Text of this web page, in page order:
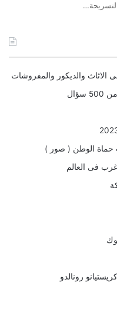
الاثاث والديكور والمفروشات
حماة الوطن ( صور )
فى العالم
رونالدو